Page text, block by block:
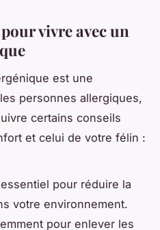
vivre avec un
est une
personnes allergiques,
certains conseils
et celui de votre félin :
pour réduire la
votre environnement.
pour enlever les